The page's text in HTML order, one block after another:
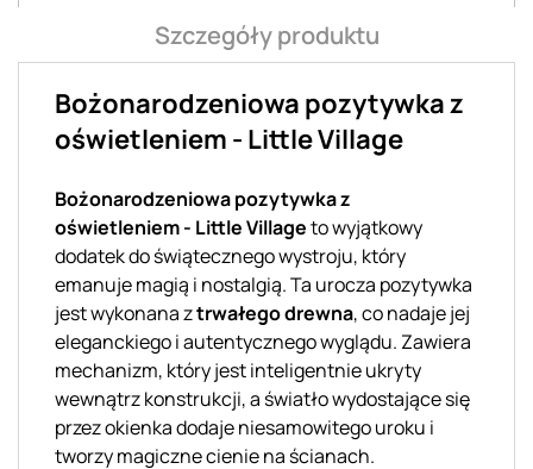
Szczegóły produktu
Bożonarodzeniowa pozytywka z
oświetleniem - Little Village
Bożonarodzeniowa pozytywka z
oświetleniem - Little Villageto wyjątkowy
dodatek do świątecznego wystroju, który
emanuje magią i nostalgią. Ta urocza pozytywka
jest wykonana ztrwałego drewna, co nadaje jej
eleganckiego i autentycznego wyglądu. Zawiera
mechanizm, który jest inteligentnie ukryty
wewnątrz konstrukcji, a światło wydostające się
przez okienka dodaje niesamowitego uroku i
tworzy magiczne cienie na ścianach.